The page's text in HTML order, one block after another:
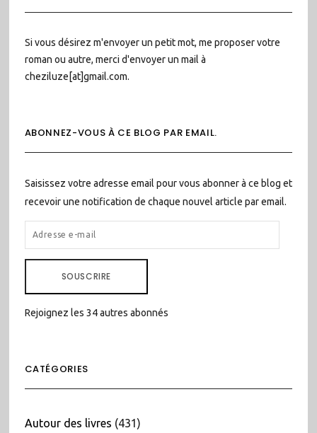
Si vous désirez m'envoyer un petit mot, me proposer votre
roman ou autre, merci d'envoyer un mail à
cheziluze[at]gmail.com.
ABONNEZ-VOUS À CE BLOG PAR EMAIL.
Saisissez votre adresse email pour vous abonner à ce blog et
recevoir une notification de chaque nouvel article par email.
ADRESSE
E-
SOUSCRIRE
Rejoignez les 34 autres abonnés
CATÉGORIES
Autour des livres (431)